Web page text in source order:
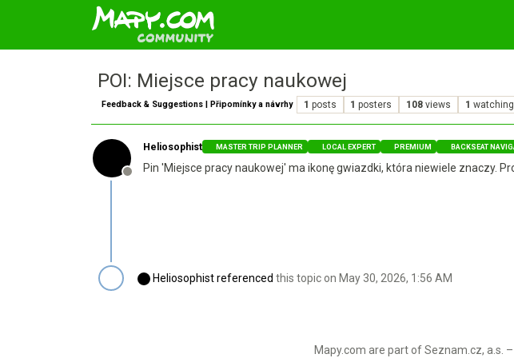
POI: Miejsce pracy naukowej
Feedback & Suggestions | Připomínky a návrhy 1 posts 1 posters 108 views 1 watching
Offline
Heliosophist MASTER TRIP PLANNER LOCAL EXPERT PREMIUM BACKSEAT
Pin 'Miejsce pracy naukowej' ma ikonę gwiazdki, która niewiele znaczy.
Heliosophistreferenced this topic on May 30, 2026, 1:56 AM
Mapy.com are part of Seznam.cz, a.s.